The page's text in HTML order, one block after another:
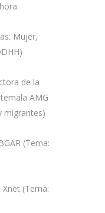
Mujer,
de la
AMG
migrantes)
(Tema:
(Tema: